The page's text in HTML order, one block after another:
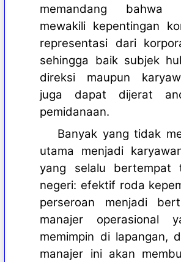
memandang bahwa
mewakili kepentingan
representasi dari
sehingga baik subjek
direksi maupun
juga dapat dijerat
pemidanaan.
Banyak yang tidak
utama menjadi
yang selalu bertempat
negeri: efektif roda
perseroan menjadi
manajer operasional
memimpin di lapangan,
manajer ini akan